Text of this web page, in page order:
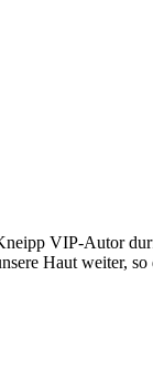
VIP-Autor
Haut weiter,